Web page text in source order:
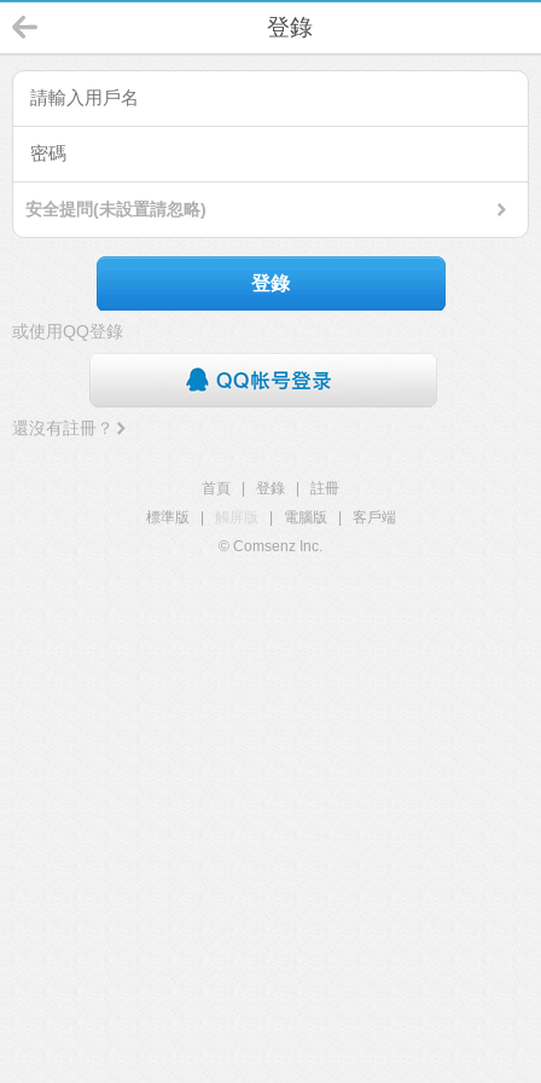
登錄
安全提問(未設置請忽略)
登錄
或使用QQ登錄
還沒有註冊？
首頁 登錄
註冊
標準版
觸屏版 電腦版
客戶端
© Comsenz Inc.